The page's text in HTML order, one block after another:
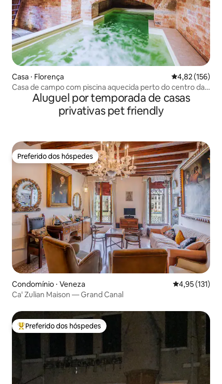
Casa ⋅ Florença 4,82 de uma
4,82 (156)
Casa de campo com piscina aquecida perto do centro da
cidadeAluguel por temporada de casas
privativas pet friendly
Preferido dos hóspedes
Preferido dos hóspedes
Condomínio ⋅ Veneza 4,95 de uma
4,95 (131)
Ca' Zulian Maison — Grand Canal
Entre os melhores preferidos dos hóspedes
Preferido dos hóspedes